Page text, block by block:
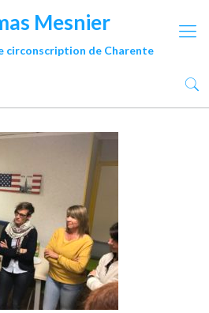
Mesnier
circonscription de Charente